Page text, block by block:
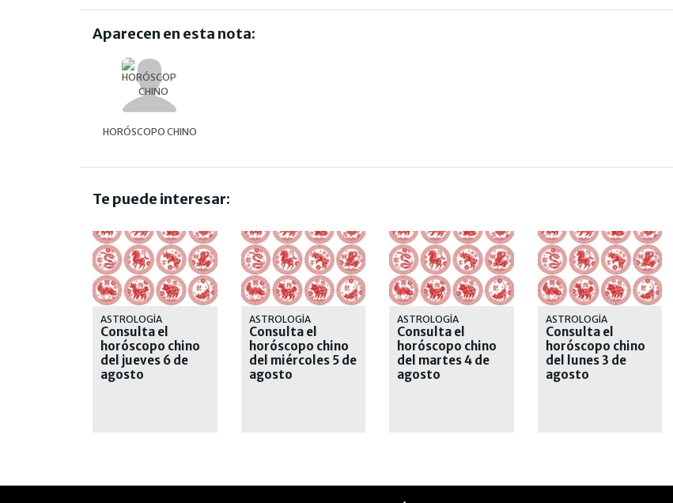
Aparecen en esta nota:
HORÓSCOPO CHINO
Te puede interesar:
ASTROLOGÍA
Consulta el
horóscopo chino
del jueves 6 de
agosto
ASTROLOGÍA
Consulta el
horóscopo chino
del miércoles 5 de
agosto
ASTROLOGÍA
Consulta el
horóscopo chino
del martes 4 de
agosto
ASTROLOGÍA
Consulta el
horóscopo chino
del lunes 3 de
agosto